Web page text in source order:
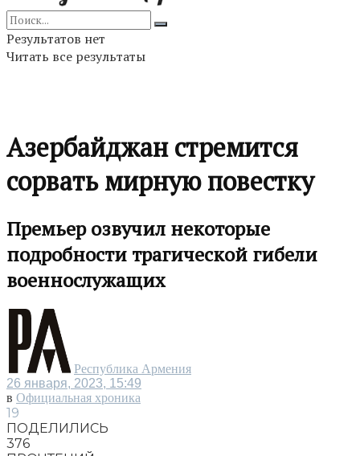
Результатов нет
Читать все результаты
Азербайджан стремится
сорвать мирную повестку
Премьер озвучил некоторые
подробности трагической гибели
военнослужащих
Республика Армения
26 января, 2023, 15:49
в Официальная хроника
19
ПОДЕЛИЛИСЬ
376